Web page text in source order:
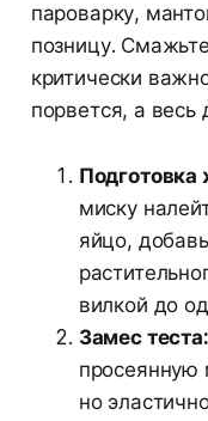
пароварку,
позницу.
критически
порвется, а весь
Подготовка
миску
яйцо,
вилкой до
Замес теста:
просеянную
но